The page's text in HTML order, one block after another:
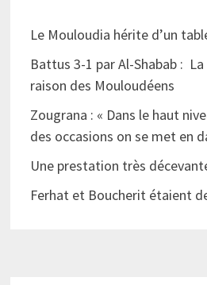
Le Mouloudia hérite d’un
Battus 3-1 par Al-Shabab :
raison des Mouloudéens
Zougrana : « Dans le haut
des occasions on se met en
Une prestation très
Ferhat et Boucherit étaient